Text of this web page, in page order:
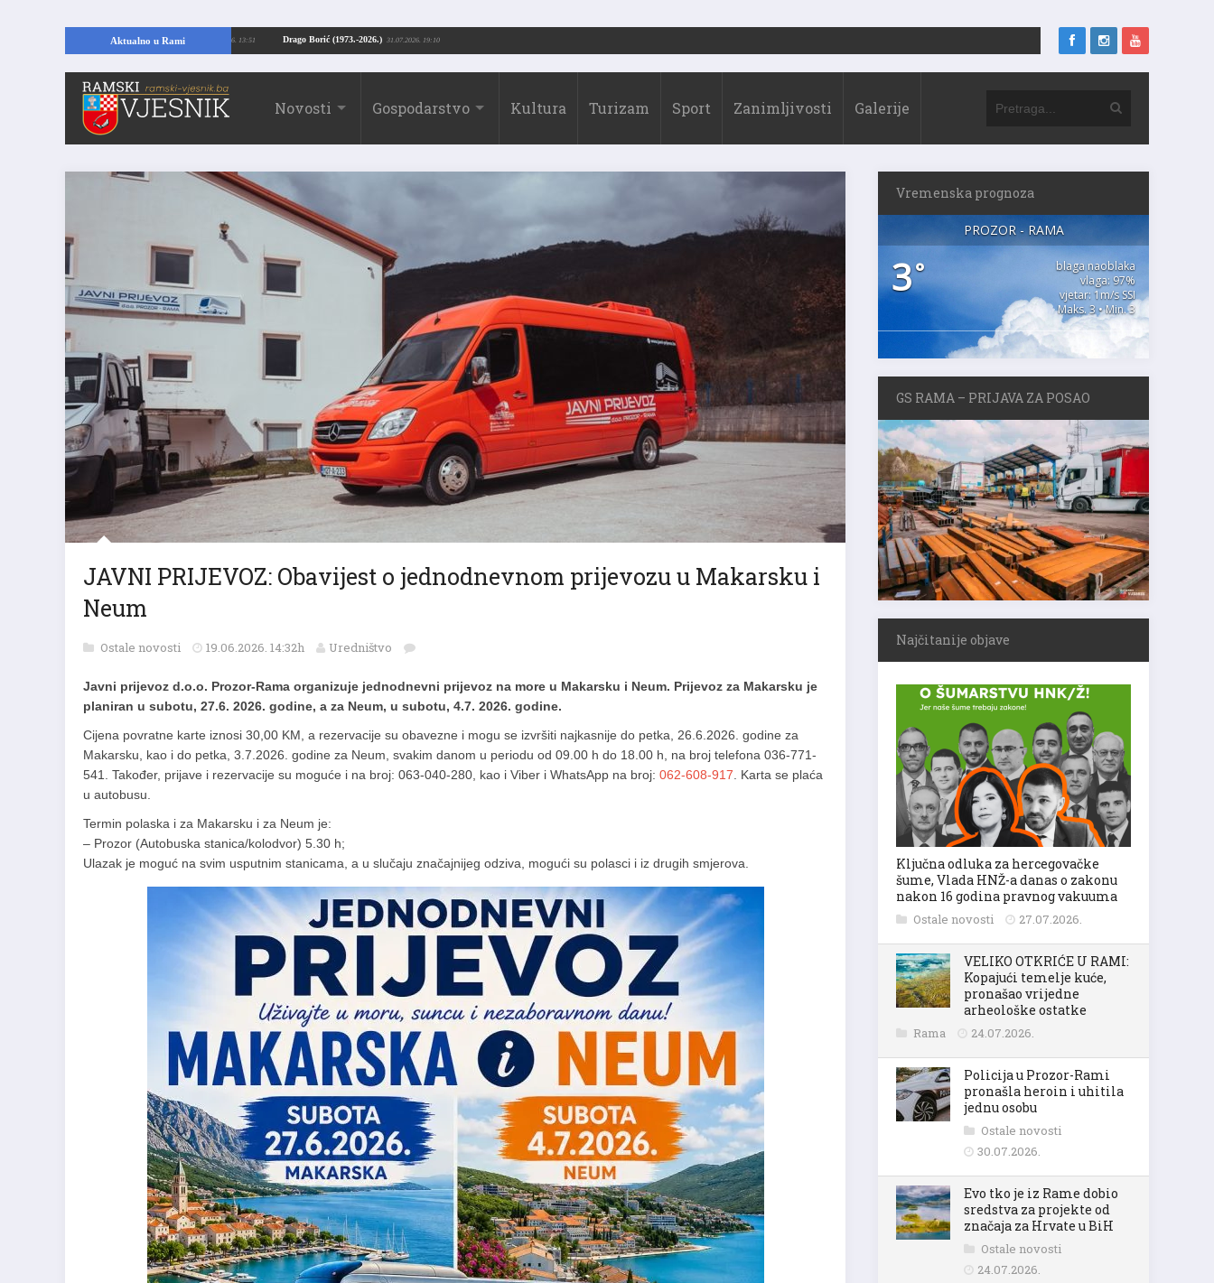
Aktualno u Rami Drago Borić (1973.-2026.)
Kopajući temelje kuće, pronašao vrijedne arheološke ostatke 24.07.2026. 13:51
Novosti Gospodarstvo Kultura Turizam Sport Zanimljivosti Galerije
JAVNI PRIJEVOZ: Obavijest o jednodnevnom prijevozu u Makarsku i
Neum
Ostale novosti 19.06.2026. 14:32h Uredništvo
Javni prijevoz d.o.o. Prozor-Rama organizuje jednodnevni prijevoz na more u Makarsku i Neum. Prijevoz za Makarsku je
planiran u subotu, 27.6. 2026. godine, a za Neum, u subotu, 4.7. 2026. godine.
Cijena povratne karte iznosi 30,00 KM, a rezervacije su obavezne i mogu se izvršiti najkasnije do petka, 26.6.2026. godine za
Makarsku, kao i do petka, 3.7.2026. godine za Neum, svakim danom u periodu od 09.00 h do 18.00 h, na broj telefona 036-771-
541. Također, prijave i rezervacije su moguće i na broj: 063-040-280, kao i Viber i WhatsApp na broj: 062-608-917 . Karta se plaća
u autobusu.
Termin polaska i za Makarsku i za Neum je:
– Prozor (Autobuska stanica/kolodvor) 5.30 h;
Ulazak je moguć na svim usputnim stanicama, a u slučaju značajnijeg odziva, mogući su polasci i iz drugih smjerova.
Vremenska prognoza
PROZOR - RAMA
3°
blaga naoblaka
vlaga: 97%
vjetar: 1m/s SSI
Maks. 3 • Min. 3
GS RAMA – PRIJAVA ZA POSAO
Najčitanije objave
Ključna odluka za hercegovačke
šume, Vlada HNŽ-a danas o zakonu
nakon 16 godina pravnog vakuuma
Ostale novosti 27.07.2026.
VELIKO OTKRIĆE U RAMI:
Kopajući temelje kuće,
pronašao vrijedne
arheološke ostatke
Rama 24.07.2026.
Policija u Prozor-Rami
pronašla heroin i uhitila
jednu osobu
Ostale novosti
30.07.2026.
Evo tko je iz Rame dobio
sredstva za projekte od
značaja za Hrvate u BiH
Ostale novosti
24.07.2026.